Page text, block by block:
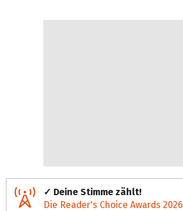
✓ Deine Stimme zählt!
Die Reader's Choice Awards 2026